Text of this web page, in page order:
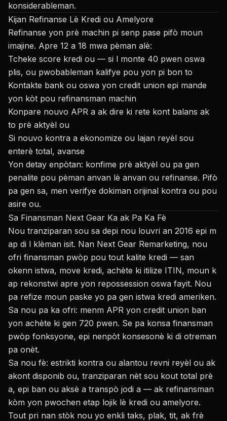
konsiderableman.
Kijan Refinanse Lè Kredi ou Amelyore
Refinanse yon prè machin pi senp pase pifò moun
imajine. Apre 12 a 18 mwa pèman alè:
Tcheke score kredi ou — si l monte 40 pwen oswa
plis, ou pwobableman kalifye pou yon pi bon to
Kontakte bank ou oswa yon credit union epi mande
yon kòt pou refinansman machin
Konpare nouvo APR a ak dire ki rete kont balans ak
to prè aktyèl ou
Si nouvo kontra a ekonomize ou lajan reyèl sou
enterè total, avanse
Yon detay enpòtan: konfime prè aktyèl ou pa gen
penalite pou pèman anvan lè anvan ou refinanse. Pifò
pa gen sa, men verifye dokiman orijinal kontra ou pou
asire ou.
Sa Finansman Next Gear Ka ak Pa Ka Fè
Nou tranziparan sou sa depi nou louvri an 2016 epi m
ap di l klèman isit. Nan Next Gear Remarketing, nou
ofri finansman pwòp pou tout kalite kredi — san
okenn istwa, move kredi, achète ki itilize ITIN, moun k
ap rekonstwi apre yon repossession oswa fayit. Nou
pa refize moun paske yo pa gen istwa kredi ameriken.
Sa nou pa ka ofri: menm APR yon credit union ban
yon achète ki gen 720 pwen. Se pa konsa finansman
pwòp fonksyone, epi nenpòt konsesonè ki di otreman
pa onèt.
Sa nou fè: estrikti kontra ou alantou revni reyèl ou ak
akont disponib ou, tranziparan nèt sou kout total prè
a, epi ban ou aksè a transpò jodi a — ak refinansman
kòm yon pwochen etap lojik lè kredi ou amelyore.
Tout pri nan stòk nou yo enkli taks, plak, tit, ak frè